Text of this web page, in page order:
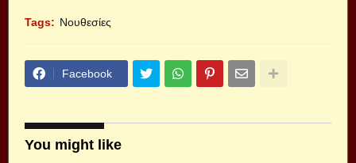
Tags: Νουθεσίες
Facebook
You might like